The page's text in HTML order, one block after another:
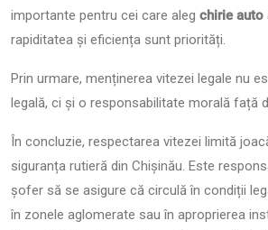
importante pentru cei care aleg chirie auto
rapiditatea și eficiența sunt priorități.
Prin urmare, menținerea vitezei legale nu
legală, ci și o responsabilitate morală față
În concluzie, respectarea vitezei limită
siguranța rutieră din Chișinău. Este
șofer să se asigure că circulă în condiții
în zonele aglomerate sau în aproprierea